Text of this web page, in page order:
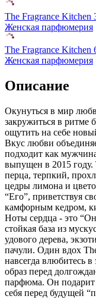
The Fragrance Kitchen
Женская парфюмерия
The Fragrance Kitchen
Женская парфюмерия
Описание
Окунуться в мир
закружиться в ритме
ощутить на себе
Вкус любви
подходит как
выпущен в 2015 году.
перца, терпкий,
цедры лимона и
“Его”, приветствуя
камфорным кедром,
Ноты сердца - это
стойкая база из
удового дерева,
пачули. Один вдох
навсегда влюбитесь
образ перед
парфюма. Он подарит
себя перед будущей